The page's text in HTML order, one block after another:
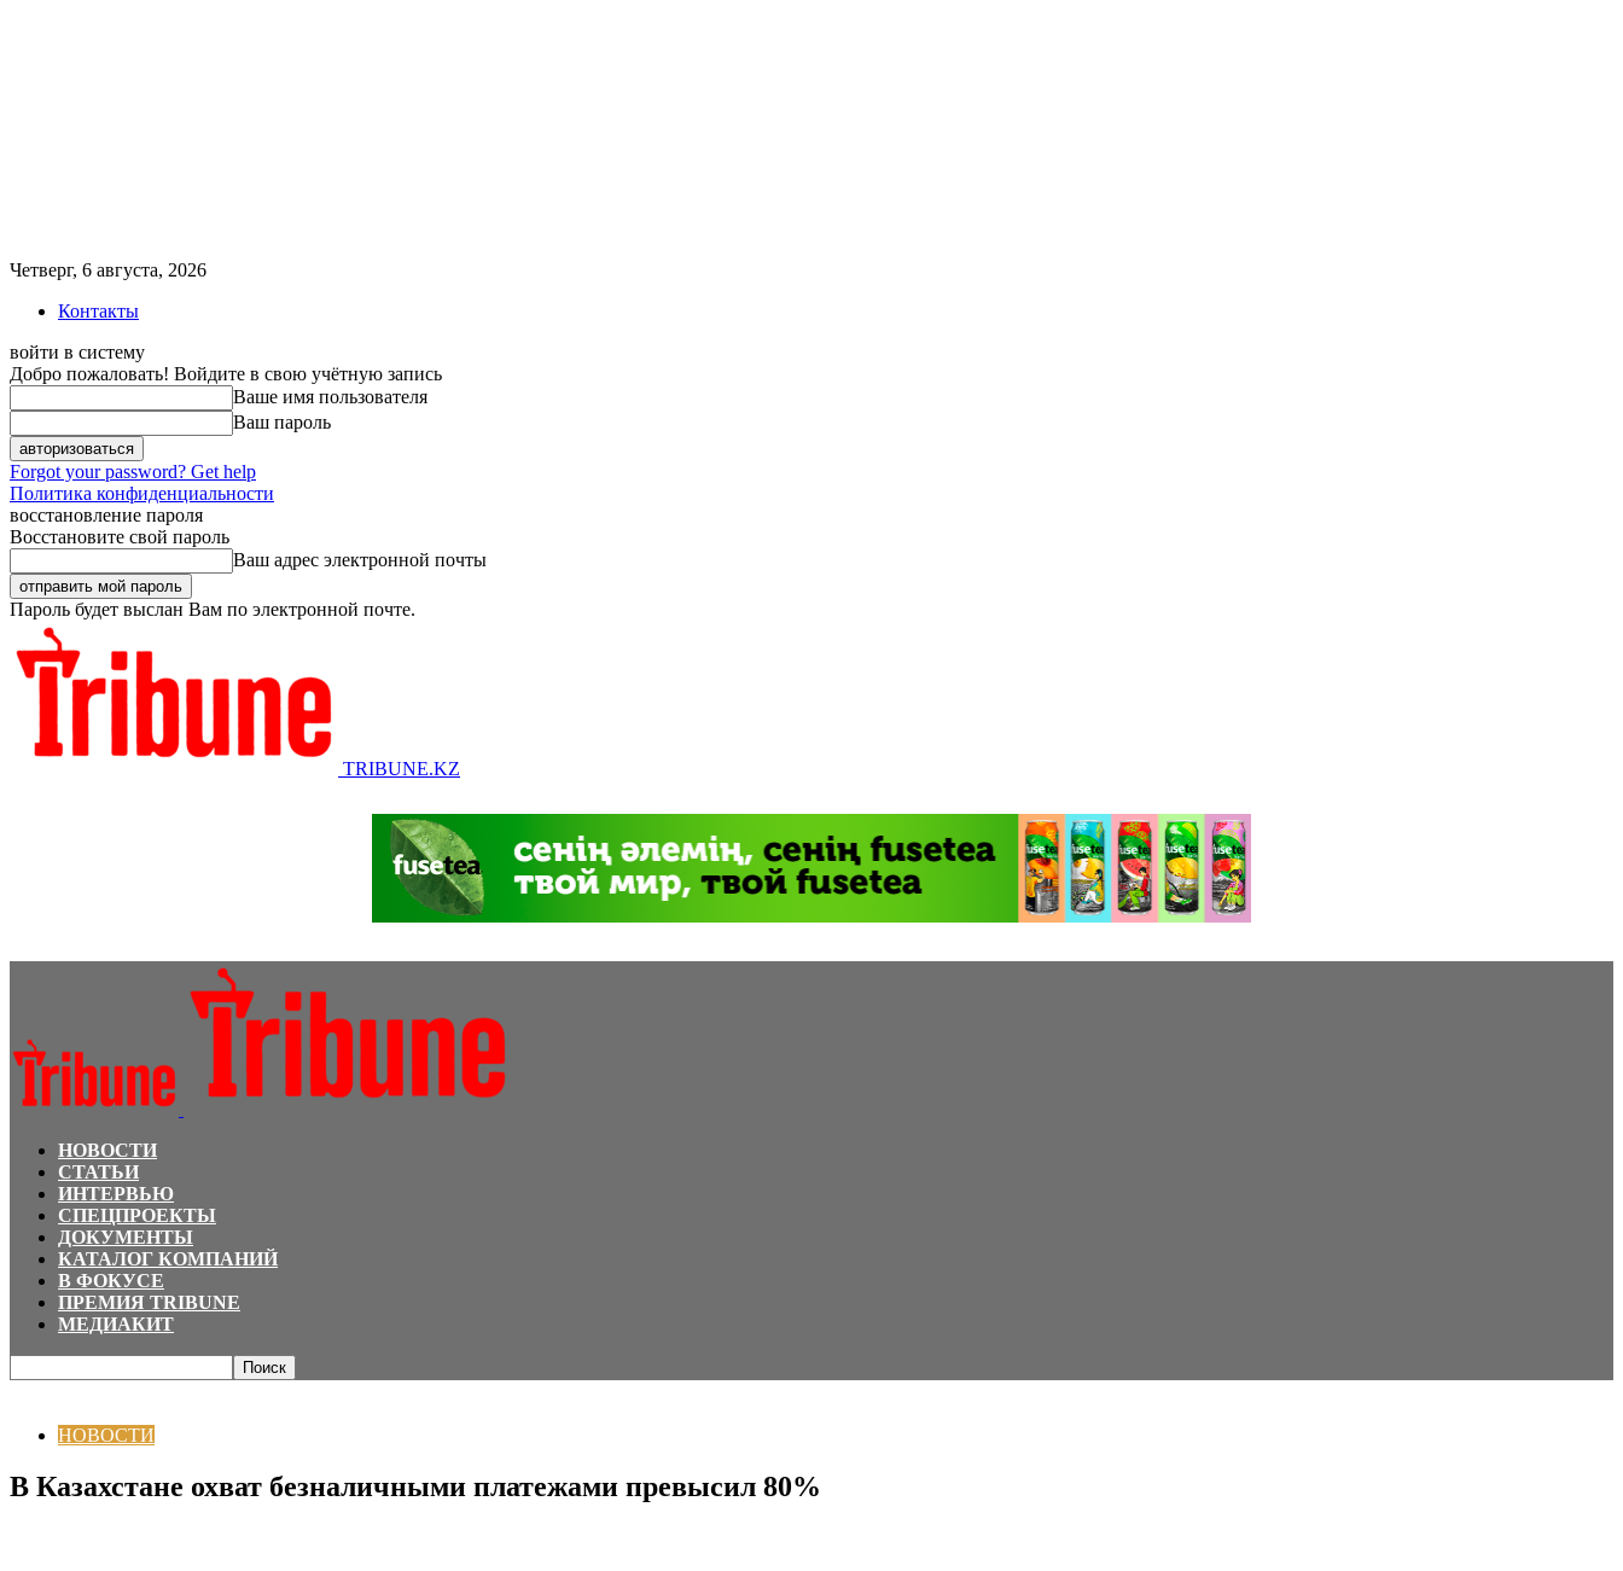
Четверг, 6 августа, 2026
Контакты
войти в систему
Добро пожаловать! Войдите в свою учётную запись
Ваше имя пользователя
Ваш пароль
Forgot your password? Get help
Политика конфиденциальности
восстановление пароля
Восстановите свой пароль
Ваш адрес электронной почты
Пароль будет выслан Вам по электронной почте.
TRIBUNE.KZ
НОВОСТИ
СТАТЬИ
ИНТЕРВЬЮ
СПЕЦПРОЕКТЫ
ДОКУМЕНТЫ
КАТАЛОГ КОМПАНИЙ
В ФОКУСЕ
ПРЕМИЯ TRIBUNE
МЕДИАКИТ
НОВОСТИ
В Казахстане охват безналичными платежами превысил 80%